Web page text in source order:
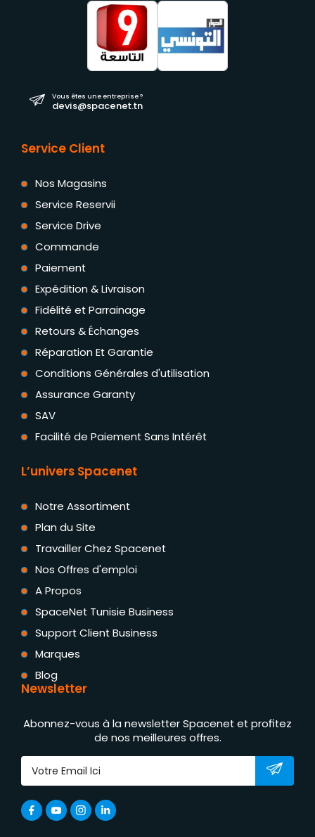
Vous êtes une entreprise ?
devis@spacenet.tn
Service Client
Nos Magasins
Service Reservii
Service Drive
Commande
Paiement
Expédition & Livraison
Fidélité et Parrainage
Retours & Échanges
Réparation Et Garantie
Conditions Générales d'utilisation
Assurance Garanty
SAV
Facilité de Paiement Sans Intérêt
L’univers Spacenet
Notre Assortiment
Plan du Site
Travailler Chez Spacenet
Nos Offres d'emploi
A Propos
SpaceNet Tunisie Business
Support Client Business
Marques
Blog
Newsletter
Abonnez-vous à la newsletter Spacenet et profitez
de nos meilleures offres.